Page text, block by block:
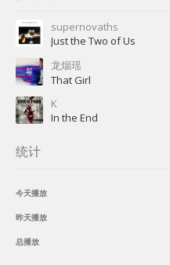
supernovaths
Just the Two of Us
龙烟瑶
That Girl
K
In the End
统计
今天播放
昨天播放
总播放